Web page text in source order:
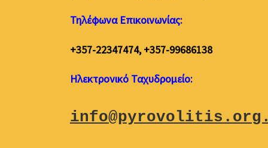
Τηλέφωνα Επικοινωνίας:
+357-22347474, +357-99686138
Ηλεκτρονικό Ταχυδρομείο: